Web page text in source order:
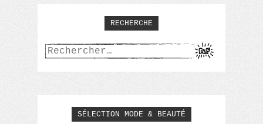
RECHERCHE
Rechercher :
SÉLECTION MODE & BEAUTÉ